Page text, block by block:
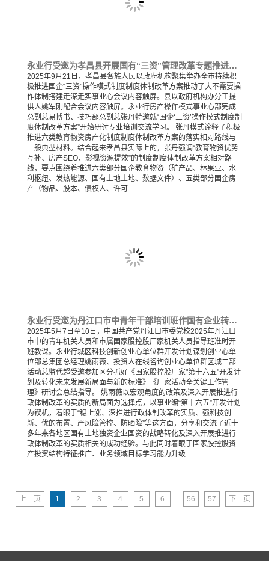
永业行受邀为孝昌县开展国有“三资”管理改革专题推进培训会
2025年9月21日，孝昌县各族人民以政府机构聚集举办全市持续积
极推进国企“三资”操作模式制度制度体制改革方案推动了大不需要操
作体制搭建走深走实事业心会议内容触屏。县以政府机构办分工提
供人姚军刚配合会议内容触屏。永业行房产操作模式事业心部完成
总副总易博书、技巧部总副总张丹特邀就“国企‘三资’操作模式制度制
度体制改革方案”开始研讨专业培训交流学习。 张丹模式诠释了积极
推进六类教育物资房产化制度制度体制改革方案的落实相对路线与
一般典型材料。结合起来孝昌县实际上的，张丹强调“教育物资优势
互补、房产SEO、影视资源提效”的制度制度体制改革方案相对路
线，要点围绕着推进六类部分国企教育物资（矿产品、林果业、水
利枢纽、发热能源、国有土地土地、数据文件）、五类部分国企房
产（物品、股本、债权人、许可
永业行受邀为丹江口市中青年干部培训班作国有企业转型发展及项目全要素管理专题培训
2025年5月7日至10日，中国共产党丹江口市委党校2025年丹江口
市中的青年机关人员和市属国家股控股厂家机关人员指导班准时开
班教课。永业行城区科技创新创业心单位群开发计划谋划创业心单
位部总集团总经理姚雨薇、投资人在线咨询创业心单位群区城二部
活动总监代超受邀参加区分抓好《国家股控股厂家"第十六五"开发计
划及转化未来发展新局面与新的标准》《厂家活动全关键工作管
理》研讨会总结指导。 姚雨薇以宏观角度的政策及深入开展推进行
政体制改革的实质的新局面为选择点，以事业编“第十六五”开发计划
为锲机，着眼于“稳上涨、深推进行政体制改革的实质、强科技创
新、优的布置、严风险管控、防晒险”等这方面，分享和交流了近十
多年来各地区国有土地独资企业国资的战略转化及深入开展推进行
政体制改革的实质相关的成功经验。与此同时着眼于国家股控股资
产投资结构特征推广、业务领域目标学习能力升级
上一页 1 2 3 4 5 6 ... 56 57 下一页